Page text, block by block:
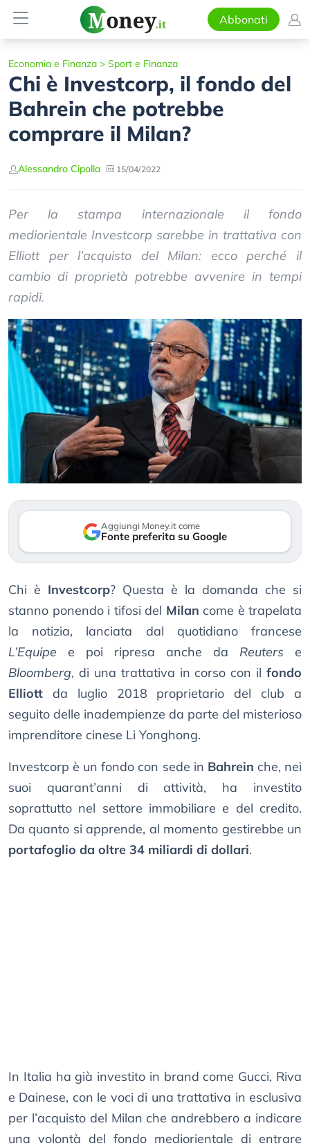
Abbonati
Economia e Finanza > Sport e Finanza
Chi è Investcorp, il fondo del
Bahrein che potrebbe
comprare il Milan?
Alessandro Cipolla 15/04/2022
Per la stampa internazionale il fondo
mediorientale Investcorp sarebbe in trattativa con
Elliott per l’acquisto del Milan: ecco perché il
cambio di proprietà potrebbe avvenire in tempi
rapidi.
Aggiungi Money.it come
Fonte preferita su Google
Chi è Investcorp? Questa è la domanda che si
stanno ponendo i tifosi del Milan come è trapelata
la notizia, lanciata dal quotidiano francese
L’Equipe e poi ripresa anche da Reuters e
Bloomberg, di una trattativa in corso con il fondo
Elliott da luglio 2018 proprietario del club a
seguito delle inadempienze da parte del misterioso
imprenditore cinese Li Yonghong.
Investcorp è un fondo con sede in Bahrein che, nei
suoi quarant’anni di attività, ha investito
soprattutto nel settore immobiliare e del credito.
Da quanto si apprende, al momento gestirebbe un
portafoglio da oltre 34 miliardi di dollari.
In Italia ha già investito in brand come Gucci, Riva
e Dainese, con le voci di una trattativa in esclusiva
per l’acquisto del Milan che andrebbero a indicare
una volontà del fondo mediorientale di entrare